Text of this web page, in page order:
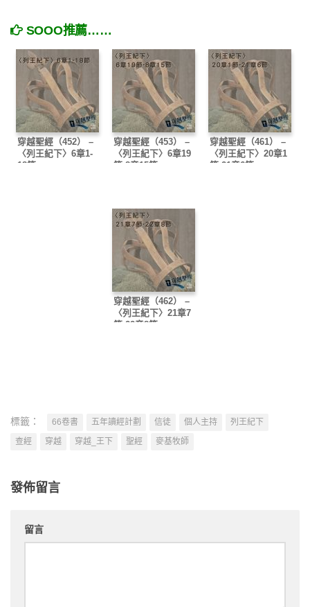
SOOO推薦……
穿越聖經（452） –
〈列王紀下〉6章1-
18節
穿越聖經（453） –
〈列王紀下〉6章19
節-8章15節
穿越聖經（461） –
〈列王紀下〉20章1
節-21章6節
穿越聖經（462） –
〈列王紀下〉21章7
節-22章8節
標籤： 66卷書 五年讀經計劃 信徒 個人主持
列王紀下
查經
穿越 穿越_王下 聖經 麥基牧師
發佈留言
留言